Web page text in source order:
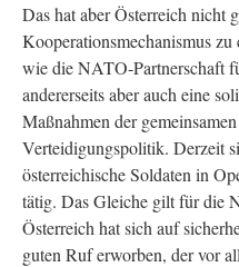
Das hat aber Österreich nicht
Kooperationsmechanismus
wie die NATO-Partnerschaft
andererseits aber auch eine
Maßnahmen der
Verteidigungspolitik. Derzeit
österreichische Soldaten in
tätig. Das Gleiche gilt für die
Österreich hat sich auf
guten Ruf erworben, der vor